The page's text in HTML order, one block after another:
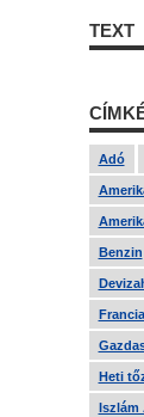
TEXT
Adó
Benzin
Heti
Iszlám